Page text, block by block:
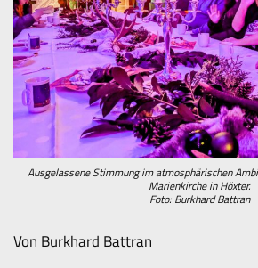
Ausgelassene Stimmung im atmosphärischen
Marienkirche in Höxter.
Foto: Burkhard Battran
Von Burkhard Battran